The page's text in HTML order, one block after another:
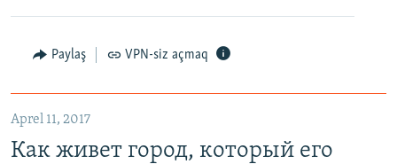
Paylaş VPN-siz açmaq
Aprel 11, 2017
Как живет город, который его